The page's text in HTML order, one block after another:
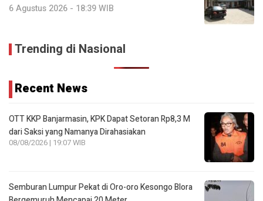
6 Agustus 2026 - 18:39 WIB
Trending di Nasional
Recent News
OTT KKP Banjarmasin, KPK Dapat Setoran Rp8,3 M
dari Saksi yang Namanya Dirahasiakan
08/08/2026 | 19:07 WIB
Semburan Lumpur Pekat di Oro-oro Kesongo Blora